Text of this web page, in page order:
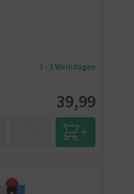
1 - 3 Werkdagen
39,99